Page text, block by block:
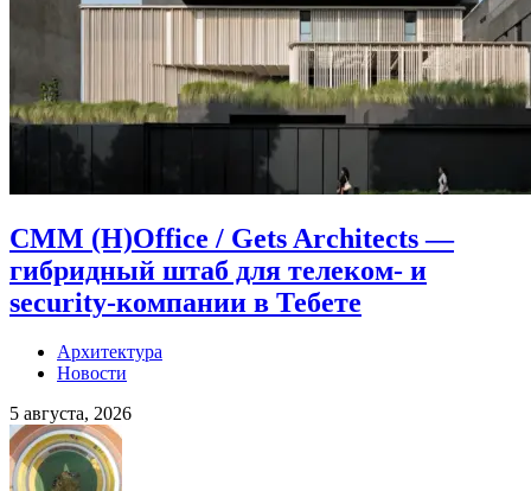
CMM (H)Office / Gets Architects —
гибридный штаб для телеком- и
security-компании в Тебете
Архитектура
Новости
5 августа, 2026